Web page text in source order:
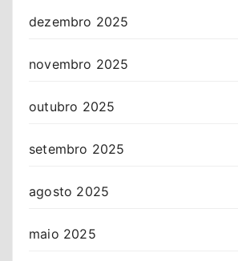
dezembro 2025
novembro 2025
outubro 2025
setembro 2025
agosto 2025
maio 2025